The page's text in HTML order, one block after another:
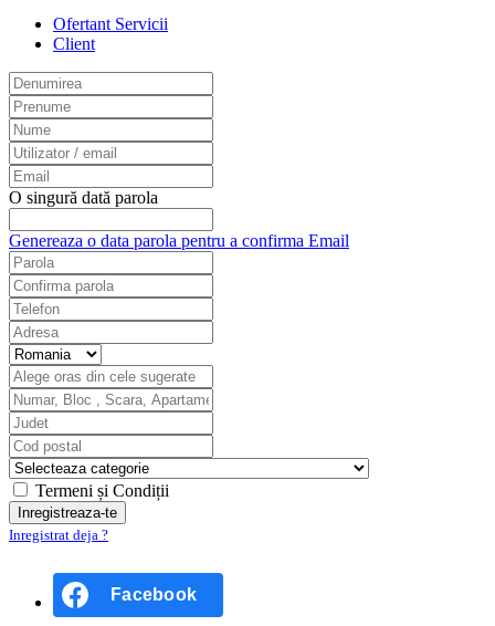
Ofertant Servicii
Client
O singură dată parola
Genereaza o data parola pentru a confirma Email
Termeni și Condiții
Inregistrat deja ?
Facebook